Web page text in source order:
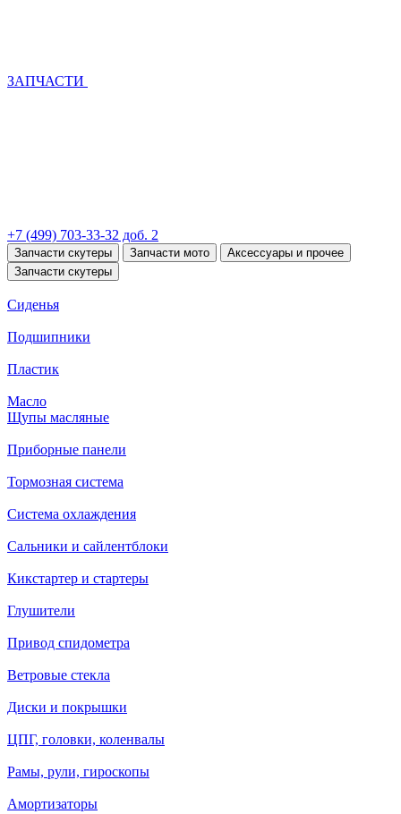
ЗАПЧАСТИ
+7 (499) 703-33-32 доб. 2
Запчасти скутеры Запчасти мото
Аксессуары и прочее
Запчасти скутеры
Сиденья
Подшипники
Пластик
Масло
Щупы масляные
Приборные панели
Тормозная система
Система охлаждения
Сальники и сайлентблоки
Кикстартер и стартеры
Глушители
Привод спидометра
Ветровые стекла
Диски и покрышки
ЦПГ, головки, коленвалы
Рамы, рули, гироскопы
Амортизаторы